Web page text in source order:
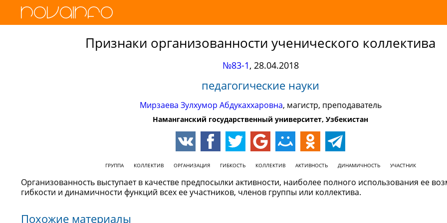
Признаки организованности ученического коллектива
№83-1, 28.04.2018
педагогические науки
Мирзаева Зулхумор Абдукаххаровна, магистр, преподаватель
Наманганский государственный университет, Узбекистан
ГРУППА КОЛЛЕКТИВ ОРГАНИЗАЦИЯ ГИБКОСТЬ КОЛЛЕКТИВ АКТИВНОСТЬ ДИНАМИЧНОСТЬ УЧАСТНИК
Организованность выступает в качестве предпосылки активности, наиболее полного использования ее
гибкости и динамичности функций всех ее участников, членов группы или коллектива.
Похожие материалы